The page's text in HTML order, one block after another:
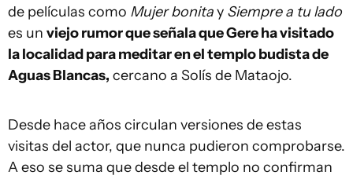
de películas como Mujer bonitay Siempre a tu lado
es un viejo rumor que señala que Gere ha visitado
la localidad para meditar en el templo budista de
Aguas Blancas, cercano a Solís de Mataojo.
Desde hace años circulan versiones de estas
visitas del actor, que nunca pudieron comprobarse.
A eso se suma que desde el templo no confirman